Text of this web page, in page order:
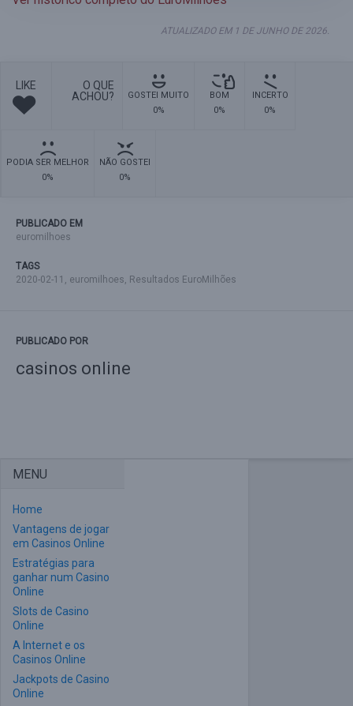
ATUALIZADO EM 1 DE JUNHO DE 2026.
LIKE
O QUE
ACHOU?
GOSTEI MUITO
0%
BOM
0%
INCERTO
0%
PODIA SER MELHOR
0%
NÃO GOSTEI
0%
PUBLICADO EM
euromilhoes
TAGS
2020-02-11 , euromilhoes, Resultados EuroMilhões
PUBLICADO POR
casinos online
MENU
Home
Vantagens de jogar
em Casinos Online
Estratégias para
ganhar num Casino
Online
Slots de Casino
Online
A Internet e os
Casinos Online
Jackpots de Casino
Online